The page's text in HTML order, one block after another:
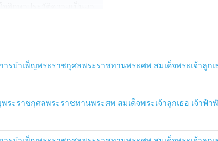
ทีปาทร" แก่พุทธศาสนิกชน
ะประเทศชาติ ที่ได้รับคัด
ะเสมาสยาม สำหรับผู้
ลฯ สื่อถึงกงล้อแห่งธรรม ที่
รบำเพ็ญพระราชกุศลพระราชทานพระศพ สมเด็จพระเจ้าลูก
ระราชกุศลพระราชทานพระศพ สมเด็จพระเจ้าลูกเธอ เจ้าฟ้